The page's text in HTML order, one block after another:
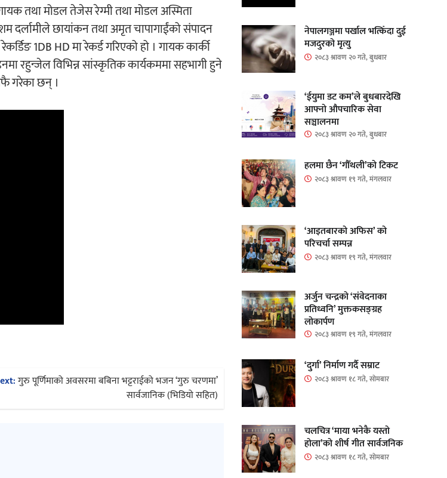
तथा मोडल तेजेस रेग्मी तथा मोडल अस्मिता
दर्लामीले छायांकन तथा अमृत चापागाईंको संपादन
1DB HD मा रेकर्ड गरिएको हो । गायक कार्की
रहुन्जेल विभिन्न सांस्कृतिक कार्यकममा सहभागी हुने
गरेका छन् ।
गुरु पूर्णिमाको अवसरमा बबिना भट्टराईको भजन ‘गुरु चरणमा’
सार्वजानिक (भिडियो सहित)
नेपालगञ्जमा पर्खाल भत्किँदा दुई
मजदुरको मृत्यु
२०८३ श्रावण २० गते, बुधबार
‘ईयुमा डट कम’ले बुधबारदेखि
आफ्नो औपचारिक सेवा
सञ्चालनमा
२०८३ श्रावण २० गते, बुधबार
हलमा छैन ‘गौँथली’को टिकट
२०८३ श्रावण १९ गते, मंगलवार
‘आइतबारको अफिस’ को
परिचर्चा सम्पन्न
२०८३ श्रावण १९ गते, मंगलवार
अर्जुन चन्द्रको ‘संवेदनाका
प्रतिध्वनि’ मुक्तकसङ्ग्रह
लोकार्पण
२०८३ श्रावण १९ गते, मंगलवार
‘दुर्गा’ निर्माण गर्दै सम्राट
२०८३ श्रावण १८ गते, सोमबार
चलचित्र ‘माया भनेकै यस्तो
होला’को शीर्ष गीत सार्वजनिक
२०८३ श्रावण १८ गते, सोमबार